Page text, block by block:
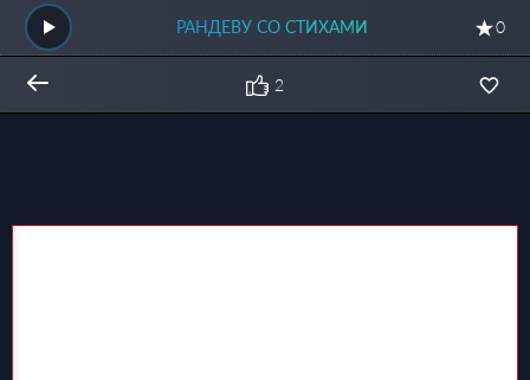
РАНДЕВУ СО СТИХАМИ 0
2